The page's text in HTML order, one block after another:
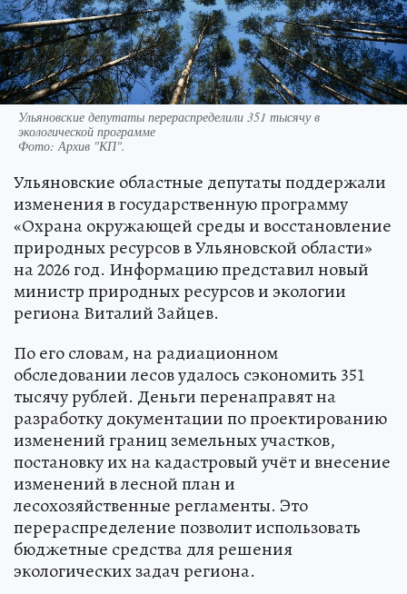
Ульяновские депутаты перераспределили 351 тысячу в
экологической программе
Фото: Архив "КП".
Ульяновские областные депутаты поддержали
изменения в государственную программу
«Охрана окружающей среды и восстановление
природных ресурсов в Ульяновской области»
на 2026 год. Информацию представил новый
министр природных ресурсов и экологии
региона Виталий Зайцев.
По его словам, на радиационном
обследовании лесов удалось сэкономить 351
тысячу рублей. Деньги перенаправят на
разработку документации по проектированию
изменений границ земельных участков,
постановку их на кадастровый учёт и внесение
изменений в лесной план и
лесохозяйственные регламенты. Это
перераспределение позволит использовать
бюджетные средства для решения
экологических задач региона.